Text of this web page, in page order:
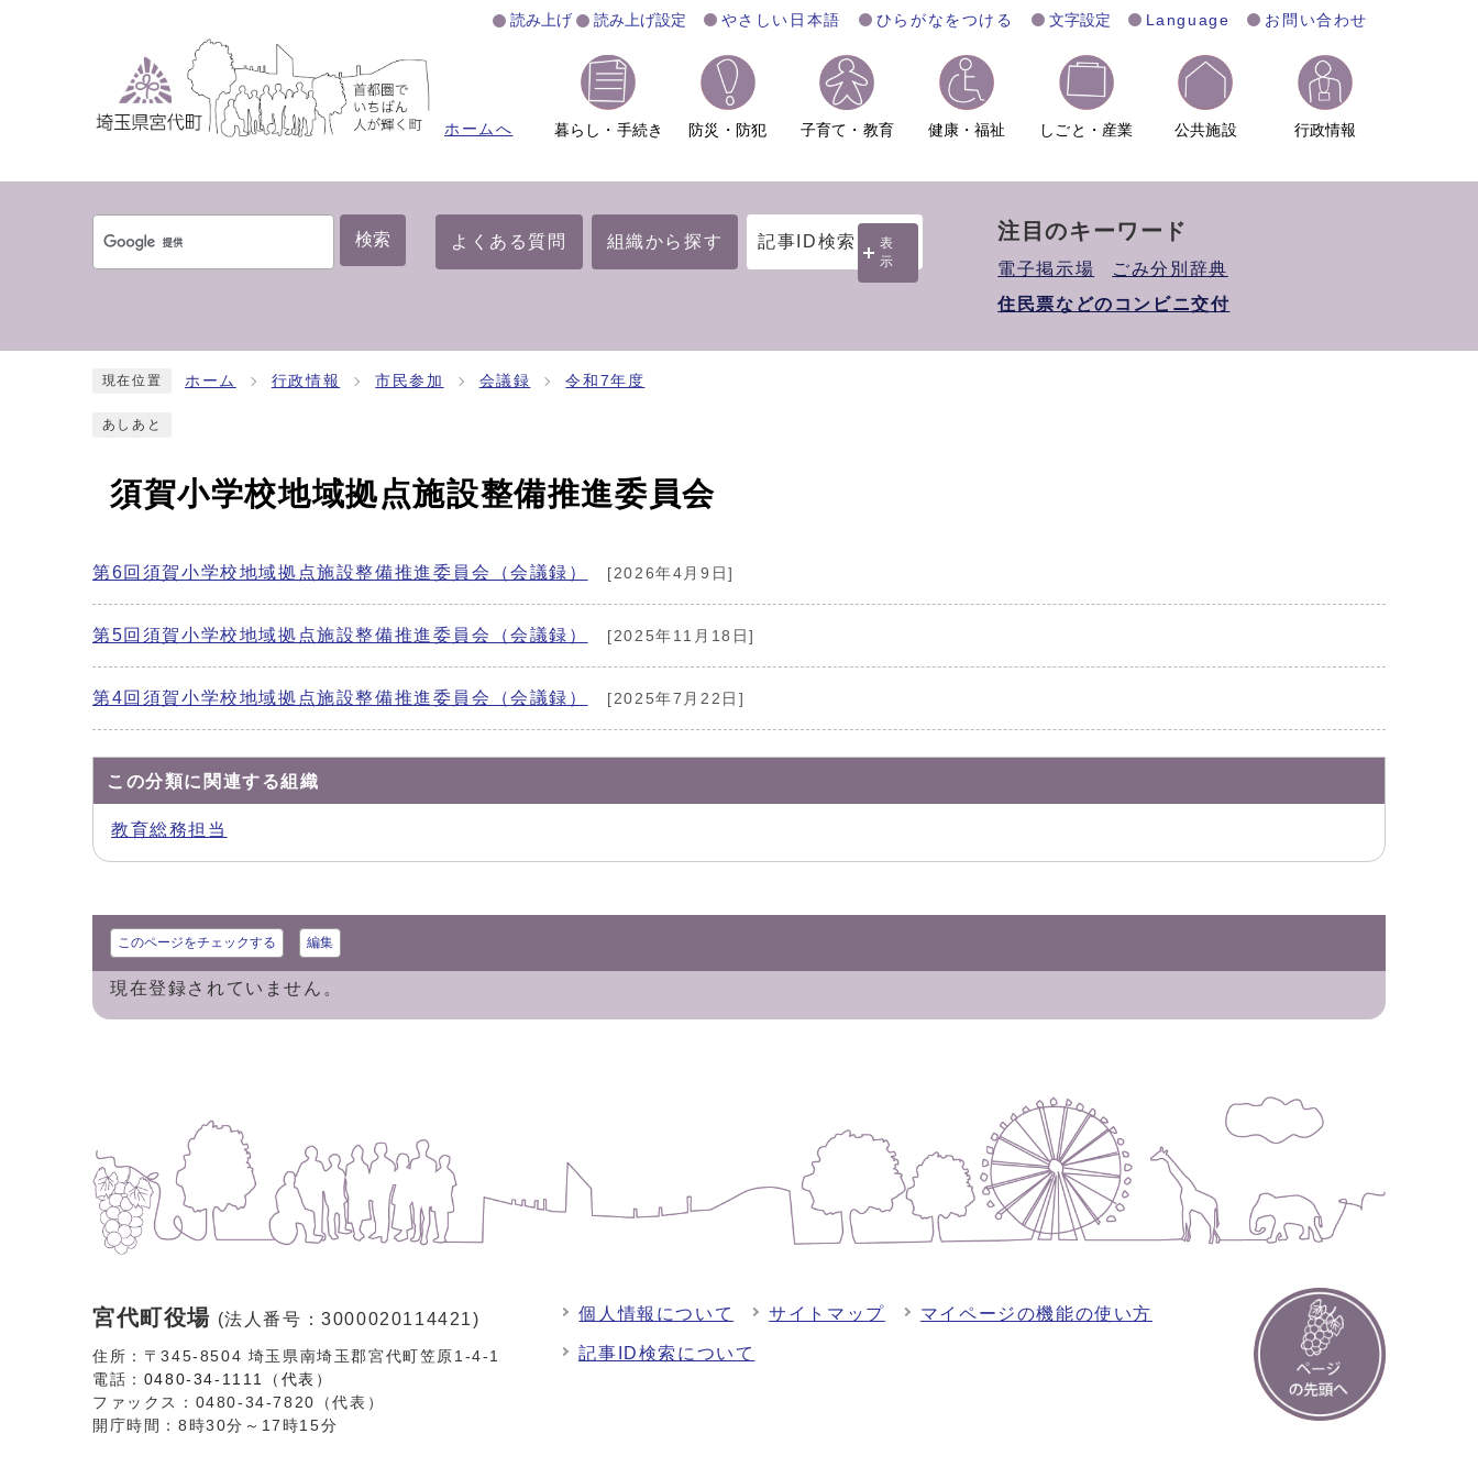
読み上げ 読み上げ設定 やさしい日本語 ひらがなをつける 文字設定 Language お問い合わせ
ホームへ 暮らし・手続き 防災・防犯 子育て・教育 健康・福祉 しごと・産業 公共施設 行政情報
検索 よくある質問 組織から探す 記事ID検索
表
示
注目のキーワード
電子掲示場
ごみ分別辞典
住民票などのコンビニ交付
現在位置 ホーム 行政情報 市民参加 会議録 令和7年度
あしあと
須賀小学校地域拠点施設整備推進委員会
第6回須賀小学校地域拠点施設整備推進委員会（会議録） [2026年4月9日]
第5回須賀小学校地域拠点施設整備推進委員会（会議録） [2025年11月18日]
第4回須賀小学校地域拠点施設整備推進委員会（会議録） [2025年7月22日]
この分類に関連する組織
教育総務担当
このページをチェックする 編集
現在登録されていません。
宮代町役場 (法人番号：3000020114421)
住所：〒345-8504 埼玉県南埼玉郡宮代町笠原1-4-1
電話： 0480-34-1111（代表）
ファックス：0480-34-7820（代表）
開庁時間：8時30分～17時15分
個人情報について サイトマップ マイページの機能の使い方
記事ID検索について